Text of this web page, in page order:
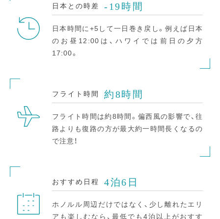
日本との時差 -19時間
日本時間に+5して一日巻き戻し。例えば日本
のお昼12:00は、ハワイでは前日の夕方
17:00。
フライト時間 約8時間
フライト時間は約8時間。偏西風の影響で、往
路よりも復路の方が最大約一時間長くなるの
で注意！
おすすめ日程 4泊6日
ホノルル周辺だけではなく、少し離れたエリ
アも楽しむなら、最低でも4泊以上がおすす